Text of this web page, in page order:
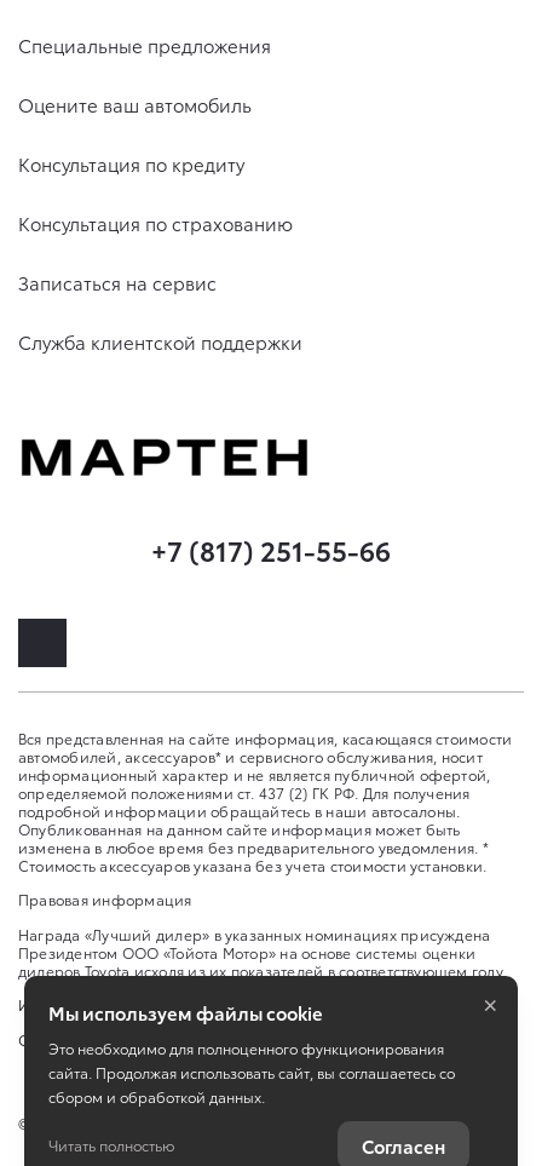
Специальные предложения
Оцените ваш автомобиль
Консультация по кредиту
Консультация по страхованию
Записаться на сервис
Служба клиентской поддержки
+7 (817) 251-55-66
Вся представленная на сайте информация, касающаяся стоимости
автомобилей, аксессуаров* и сервисного обслуживания, носит
информационный характер и не является публичной офертой,
определяемой положениями ст. 437 (2) ГК РФ. Для получения
подробной информации обращайтесь в наши автосалоны.
Опубликованная на данном сайте информация может быть
изменена в любое время без предварительного уведомления. *
Стоимость аксессуаров указана без учета стоимости установки.
Правовая информация
Награда «Лучший дилер» в указанных номинациях присуждена
Президентом ООО «Тойота Мотор» на основе системы оценки
дилеров Toyota исходя из их показателей в соответствующем году.
Изменить настройку cookies
Сбросить cookie
©
Мы используем файлы cookie
Это необходимо для полноценного функционирования
сайта. Продолжая использовать сайт, вы соглашаетесь со
сбором и обработкой данных.
Читать полностью Согласен
×